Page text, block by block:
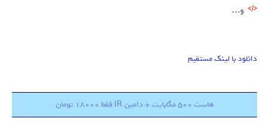
و…
دانلود با لینک مستقیم
هاست 500 مگابایت + دامین IR فقط 18000 تومان